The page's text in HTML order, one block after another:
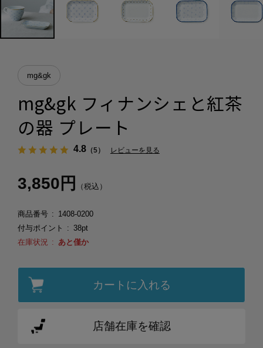
mg&gk
mg&gk フィナンシェと紅茶
の器 プレート
4.8（5） レビューを見る
3,850円 （税込）
商品番号
1408-0200
付与ポイント
38pt
在庫状況
あと僅か
カートに入れる
店舗在庫を確認